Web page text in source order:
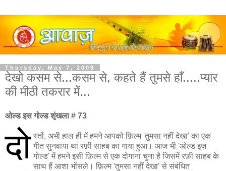
Thursday, May 7, 2009
देखो कसम से...कसम से, कहते हैं तुमसे हाँ.....प्यार
की मीठी तकरार में...
ओल्ड इस गोल्ड शृंखला # 73
दो स्तों, अभी हाल ही में हमने आपको फ़िल्म 'तुमसा नहीं देखा' का एक
गीत सुनवाया था रफ़ी साहब का गाया हुआ। आज भी 'ओल्ड इज़
गोल्ड' में हमने इसी फ़िल्म से एक दोगाना चुना है जिसमें रफ़ी साहब के
साथ हैं आशा भोंसले। फ़िल्म 'तुमसा नहीं देखा' से संबंधित